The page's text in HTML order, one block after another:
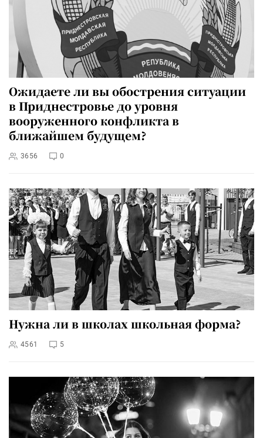
Ожидаете ли вы обострения ситуации
в Приднестровье до уровня
вооруженного конфликта в
ближайшем будущем?
3656 0
Нужна ли в школах школьная форма?
4561 5